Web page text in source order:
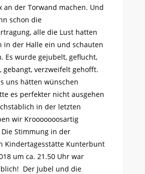
an der Torwand machen. Und
schon die
alle die Lust hatten
in der Halle ein und schauten
Es wurde gejubelt, geflucht,
gebangt, verzweifelt gehofft.
uns hätten wünschen
es perfekter nicht ausgehen
in der letzten
wir Krooooooosartig
Stimmung in der
Kindertagesstätte Kunterbunt
um ca. 21.50 Uhr war
Der Jubel und die